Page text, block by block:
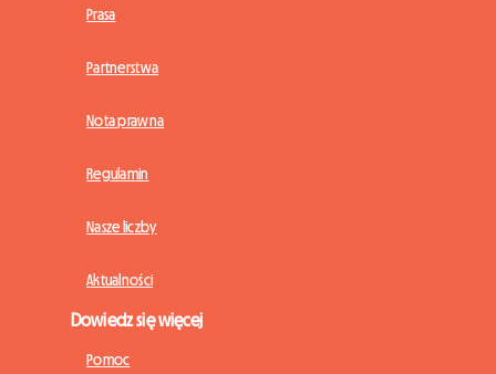
Prasa
Partnerstwa
Nota prawna
Regulamin
Nasze liczby
Aktualności
Dowiedz się więcej
Pomoc